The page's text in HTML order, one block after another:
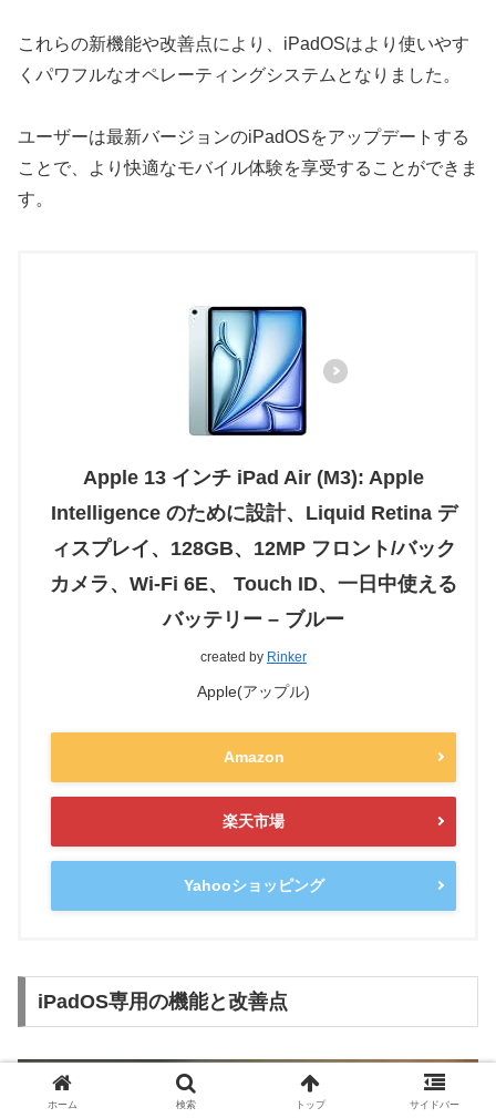
これらの新機能や改善点により、iPadOSはより使いやす
くパワフルなオペレーティングシステムとなりました。
ユーザーは最新バージョンのiPadOSをアップデートする
ことで、より快適なモバイル体験を享受することができま
す。
Apple 13 インチ iPad Air (M3): Apple
Intelligence のために設計、Liquid Retina デ
ィスプレイ、128GB、12MP フロント/バック
カメラ、Wi-Fi 6E、 Touch ID、一日中使える
バッテリー – ブルー
created by Rinker
Apple(アップル)
Amazon
楽天市場
Yahooショッピング
iPadOS専用の機能と改善点
ホーム 検索 トップ サイドバー